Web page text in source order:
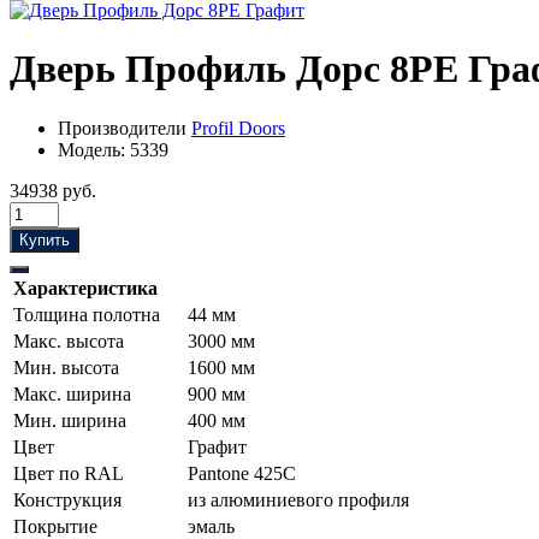
Дверь Профиль Дорс 8PE
Производители Profil Doors
Модель: 5339
34938 руб.
Купить
Характеристика
Толщина полотна
44 мм
Макс. высота
3000 мм
Мин. высота
1600 мм
Макс. ширина
900 мм
Мин. ширина
400 мм
Цвет
Графит
Цвет по RAL
Pantone 425С
Конструкция
из алюминиевого профиля
Покрытие
эмаль